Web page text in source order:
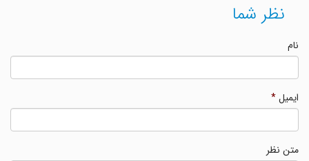
نظر شما
ایمیل*
متن نظر